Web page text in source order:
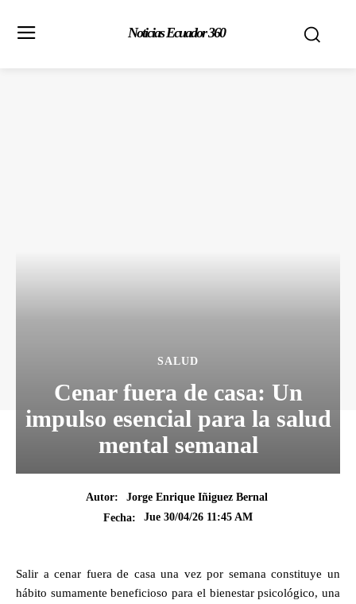
Noticias Ecuador 360
SALUD
Cenar fuera de casa: Un
impulso esencial para la salud
mental semanal
Autor:
Jorge Enrique Iñiguez Bernal
Fecha:
Jue 30/04/26 11:45 AM
Salir a cenar fuera de casa una vez por semana constituye un
hábito sumamente beneficioso para el bienestar psicológico, una